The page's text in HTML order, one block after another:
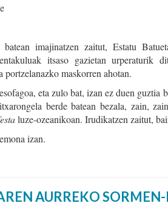
imajinatzen zaitut, Estatu
itsaso gazietan urperaturik
portzelanazko maskorren ahotan.
eta zulo bat, izan ez duen guztia
berde batean bezala, zain,
luze-ozeanikoan. Irudikatzen zaitut,
izan.
AURREKO